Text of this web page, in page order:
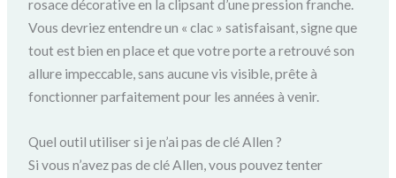
rosace décorative en la clipsant d’une pression franche.
Vous devriez entendre un « clac » satisfaisant, signe que
tout est bien en place et que votre porte a retrouvé son
allure impeccable, sans aucune vis visible, prête à
fonctionner parfaitement pour les années à venir.
Quel outil utiliser si je n’ai pas de clé Allen ?
Si vous n’avez pas de clé Allen, vous pouvez tenter